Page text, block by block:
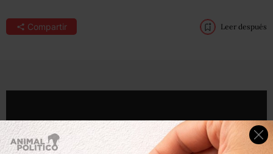
Compartir Leer después